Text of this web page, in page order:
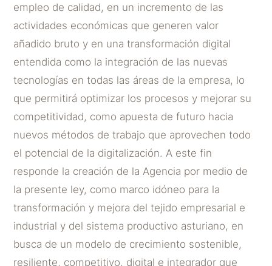
empleo de calidad, en un incremento de las
actividades económicas que generen valor
añadido bruto y en una transformación digital
entendida como la integración de las nuevas
tecnologías en todas las áreas de la empresa, lo
que permitirá optimizar los procesos y mejorar su
competitividad, como apuesta de futuro hacia
nuevos métodos de trabajo que aprovechen todo
el potencial de la digitalización. A este fin
responde la creación de la Agencia por medio de
la presente ley, como marco idóneo para la
transformación y mejora del tejido empresarial e
industrial y del sistema productivo asturiano, en
busca de un modelo de crecimiento sostenible,
resiliente, competitivo, digital e integrador que